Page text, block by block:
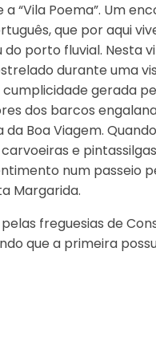
“Vila Poema”. Um
que por aqui
porto fluvial. Nesta
durante uma
gerada
dos barcos
Boa Viagem.
e
num passeio
Margarida.
freguesias de
que a primeira